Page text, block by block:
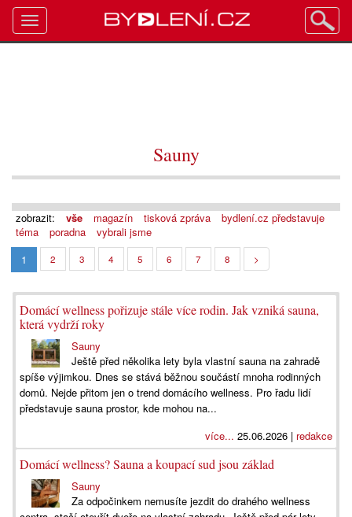
Sauny
zobrazit: vše magazín tisková zpráva
bydlení.cz představuje
téma
poradna
vybrali jsme
1
2 3 4 5 6 7 8 >
Domácí wellness pořizuje stále více rodin. Jak vzniká sauna,
která vydrží roky
Sauny
Ještě před několika lety byla vlastní sauna na zahradě
spíše výjimkou. Dnes se stává běžnou součástí mnoha rodinných
domů. Nejde přitom jen o trend domácího wellness. Pro řadu lidí
představuje sauna prostor, kde mohou na...
více... 25.06.2026 | redakce
Domácí wellness? Sauna a koupací sud jsou základ
Sauny
Za odpočinkem nemusíte jezdit do drahého wellness
Toggle
navigation